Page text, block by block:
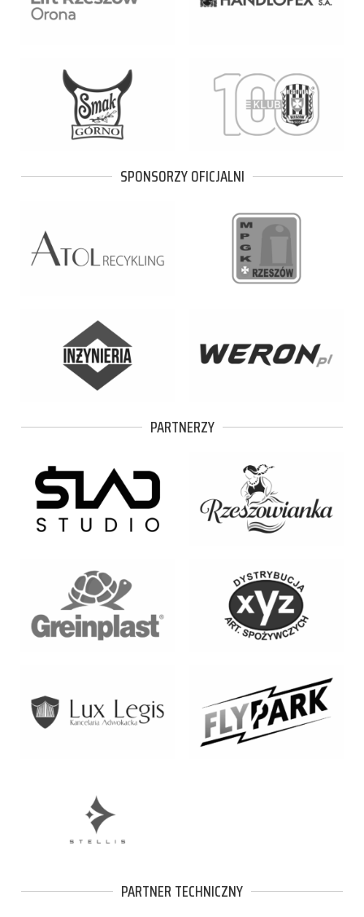
SPONSORZY OFICJALNI
PARTNERZY
PARTNER TECHNICZNY